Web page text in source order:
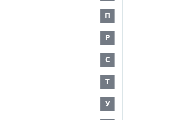
П
Р
С
Т
У